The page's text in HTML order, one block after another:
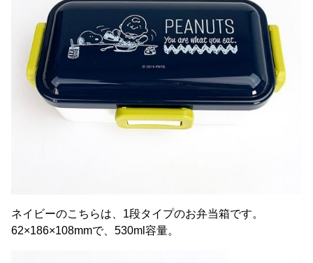
ネイビーのこちらは、1段タイプのお弁当箱です。
62×186×108mmで、530ml容量。